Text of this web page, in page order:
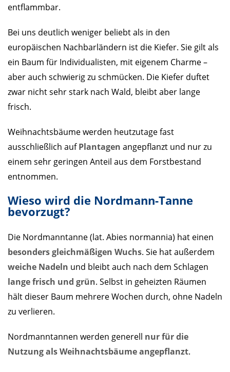
entflammbar.
Bei uns deutlich weniger beliebt als in den
europäischen Nachbarländern ist die Kiefer. Sie gilt als
ein Baum für Individualisten, mit eigenem Charme –
aber auch schwierig zu schmücken. Die Kiefer duftet
zwar nicht sehr stark nach Wald, bleibt aber lange
frisch.
Weihnachtsbäume werden heutzutage fast
ausschließlich aufPlantagen angepflanzt und nur zu
einem sehr geringen Anteil aus dem Forstbestand
entnommen.
Wieso wird die Nordmann-Tanne
bevorzugt?
Die Nordmanntanne (lat. Abies normannia) hat einen
besonders gleichmäßigen Wuchs. Sie hat außerdem
weiche Nadeln und bleibt auch nach dem Schlagen
lange frisch und grün. Selbst in geheizten Räumen
hält dieser Baum mehrere Wochen durch, ohne Nadeln
zu verlieren.
Nordmanntannen werden generell nur für die
Nutzung als Weihnachtsbäume angepflanzt.